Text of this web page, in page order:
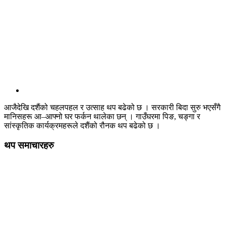
आजैदेखि दशैंको चहलपहल र उत्साह थप बढेको छ । सरकारी बिदा सुरु भएसँगै
मानिसहरू आ–आफ्नो घर फर्कन थालेका छन् । गाउँघरमा पिङ, चङ्गा र
सांस्कृतिक कार्यक्रमहरूले दशैंको रौनक थप बढेको छ ।
थप समाचारहरु